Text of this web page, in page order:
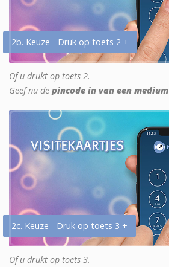
2b. Keuze - Druk op toets 2 +
Of u drukt op toets 2.
Geef nu de pincode in van een medium
2c. Keuze - Druk op toets 3 +
Of u drukt op toets 3.